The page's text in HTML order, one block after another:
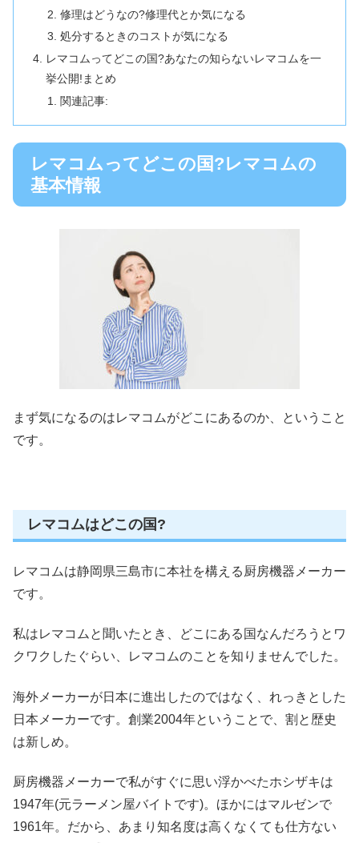
修理はどうなの?修理代とか気になる
処分するときのコストが気になる
レマコムってどこの国?あなたの知らないレマコムを一
挙公開!まとめ
関連記事:
レマコムってどこの国?レマコムの
基本情報
まず気になるのはレマコムがどこにあるのか、ということ
です。
レマコムはどこの国?
レマコムは静岡県三島市に本社を構える厨房機器メーカー
です。
私はレマコムと聞いたとき、どこにある国なんだろうとワ
クワクしたぐらい、レマコムのことを知りませんでした。
海外メーカーが日本に進出したのではなく、れっきとした
日本メーカーです。創業2004年ということで、割と歴史
は新しめ。
厨房機器メーカーで私がすぐに思い浮かべたホシザキは
1947年(元ラーメン屋バイトです)。ほかにはマルゼンで
1961年。だから、あまり知名度は高くなくても仕方ない